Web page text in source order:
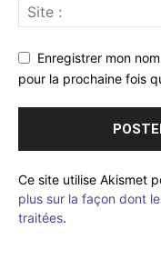
Enregistrer mon
pour la prochaine fois
Ce site utilise Akismet
plus sur la façon dont
traitées.